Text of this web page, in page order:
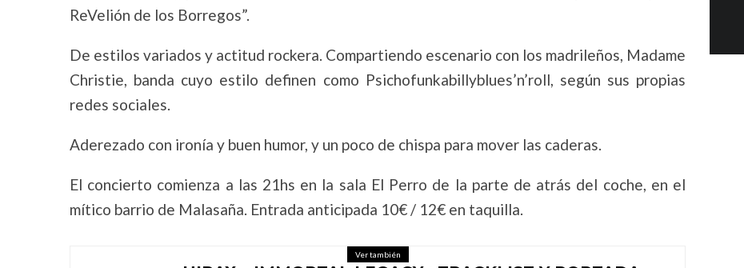
ReVelión de los Borregos”.
De estilos variados y actitud rockera. Compartiendo escenario con los madrileños, Madame
Christie, banda cuyo estilo definen como Psichofunkabillyblues’n’roll, según sus propias
redes sociales.
Aderezado con ironía y buen humor, y un poco de chispa para mover las caderas.
El concierto comienza a las 21hs en la sala El Perro de la parte de atrás del coche, en el
mítico barrio de Malasaña. Entrada anticipada 10€ / 12€ en taquilla.
Ver también